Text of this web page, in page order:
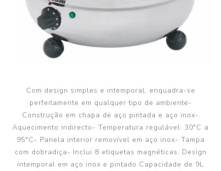
Com design simples e intemporal, enquadra-se
perfeitamente em qualquer tipo de ambiente-
Construção em chapa de aço pintada e aço inox-
Aquecimento indirecto- Temperatura regulável: 30°C a
95°C- Panela interior removível em aço inox- Tampa
com dobradiça- Inclui 8 etiquetas magnéticas. Design
intemporal em aço inox e pintado Capacidade de 9L